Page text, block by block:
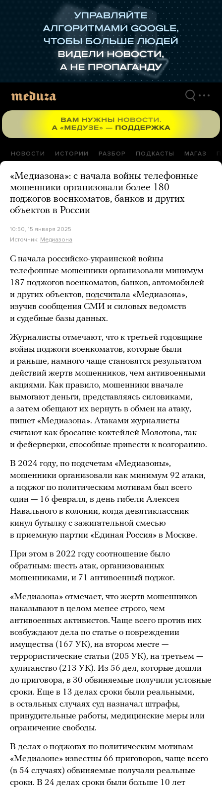
НОВОСТИ ИСТОРИИ РАЗБОР ПОДКАСТЫ МАГАЗ
«Медиазона»: с начала войны телефонные
мошенники организовали более 180
поджогов военкоматов, банков и других
объектов в России
10:50, 15 января 2025
Источник: Медиазона
С начала российско-украинской войны
телефонные мошенники организовали минимум
187 поджогов военкоматов, банков, автомобилей
и других объектов, подсчитала «Медиазона»,
изучив сообщения СМИ и силовых ведомств
и судебные базы данных.
Журналисты отмечают, что к третьей годовщине
войны поджоги военкоматов, которые были
и раньше, намного чаще становятся результатом
действий жертв мошенников, чем антивоенными
акциями. Как правило, мошенники вначале
вымогают деньги, представляясь силовиками,
а затем обещают их вернуть в обмен на атаку,
пишет «Медиазона». Атаками журналисты
считают как бросание коктейлей Молотова, так
и фейерверки, способные привести к возгоранию.
В 2024 году, по подсчетам «Медиазоны»,
мошенники организовали как минимум 92 атаки,
а поджог по политическим мотивам был всего
один — 16 февраля, в день гибели Алексея
Навального в колонии, когда девятиклассник
кинул бутылку с зажигательной смесью
в приемную партии «Единая Россия» в Москве.
При этом в 2022 году соотношение было
обратным: шесть атак, организованных
мошенниками, и 71 антивоенный поджог.
«Медиазона» отмечает, что жертв мошенников
наказывают в целом менее строго, чем
антивоенных активистов. Чаще всего против них
возбуждают дела по статье о повреждении
имущества (167 УК), на втором месте —
террористические статьи (205 УК), на третьем —
хулиганство (213 УК). Из 56 дел, которые дошли
до приговора, в 30 обвиняемые получили условные
сроки. Еще в 13 делах сроки были реальными,
в остальных случаях суд назначал штрафы,
принудительные работы, медицинские меры или
ограничение свободы.
В делах о поджогах по политическим мотивам
«Медиазоне» известны 66 приговоров, чаще всего
(в 54 случаях) обвиняемые получали реальные
сроки. В 24 делах сроки были больше 10 лет